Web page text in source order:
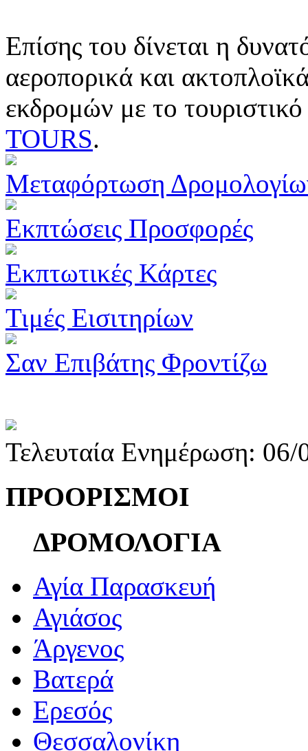
Επίσης του δίνεται η
αεροπορικά και
εκδρομών με το
TOURS.
Μεταφόρτωση
Εκπτώσεις Προσφορές
Εκπτωτικές Κάρτες
Τιμές Εισιτηρίων
Σαν Επιβάτης Φροντίζω
Τελευταία Ενημέρωση:
ΠΡΟΟΡΙΣΜΟΙ
ΔΡΟΜΟΛΟΓΙΑ
Αγία Παρασκευή
Αγιάσος
Άργενος
Βατερά
Ερεσός
Θεσσαλονίκη